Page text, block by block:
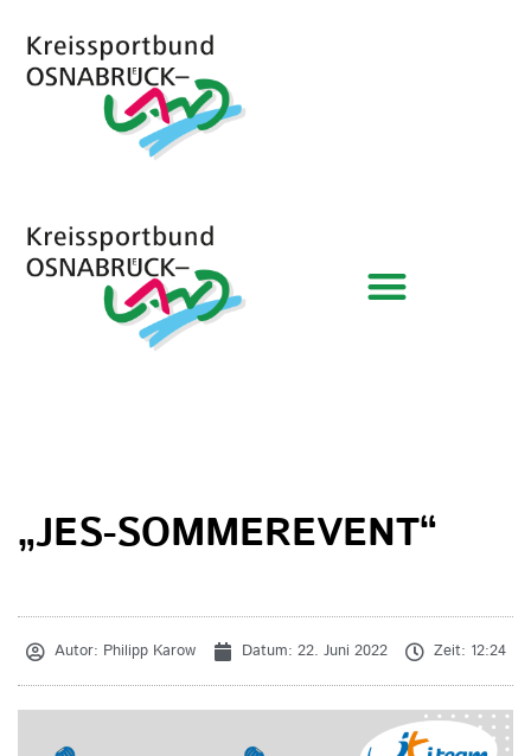
„JES-SOMMEREVENT“
Autor: Philipp Karow Datum: 22. Juni 2022 Zeit: 12:24